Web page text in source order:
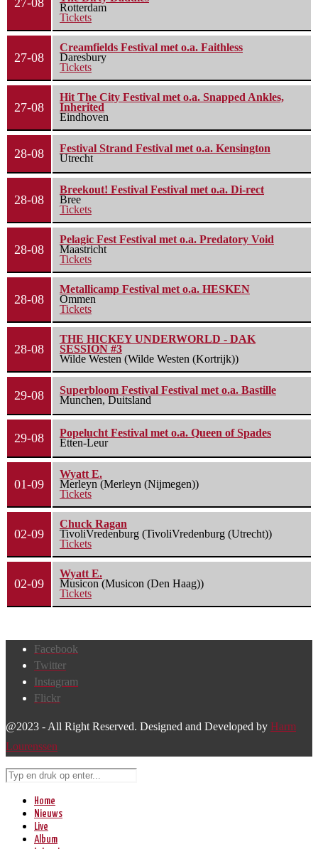
27-08
Rotterdam
Tickets
27-08
Creamfields Festival met o.a. Faithless
Daresbury
Tickets
27-08
Hit The City Festival met o.a. Snapped Ankles,
Inherited
Eindhoven
28-08
Festival Strand Festival met o.a. Kensington
Utrecht
28-08
Breekout! Festival Festival met o.a. Di-rect
Bree
Tickets
28-08
Pelagic Fest Festival met o.a. Predatory Void
Maastricht
Tickets
28-08
Metallicamp Festival met o.a. HESKEN
Ommen
Tickets
28-08
THE HICKEY UNDERWORLD - DAK
SESSION #3
Wilde Westen (Wilde Westen (Kortrijk))
29-08
Superbloom Festival Festival met o.a. Bastille
Munchen, Duitsland
29-08
Popelucht Festival met o.a. Queen of Spades
Etten-Leur
01-09
Wyatt E.
Merleyn (Merleyn (Nijmegen))
Tickets
02-09
Chuck Ragan
TivoliVredenburg (TivoliVredenburg (Utrecht))
Tickets
02-09
Wyatt E.
Musicon (Musicon (Den Haag))
Tickets
Facebook
Twitter
Instagram
Flickr
@2023 - All Right Reserved. Designed and Developed by Harm
Lourenssen
Home
Nieuws
Live
Album